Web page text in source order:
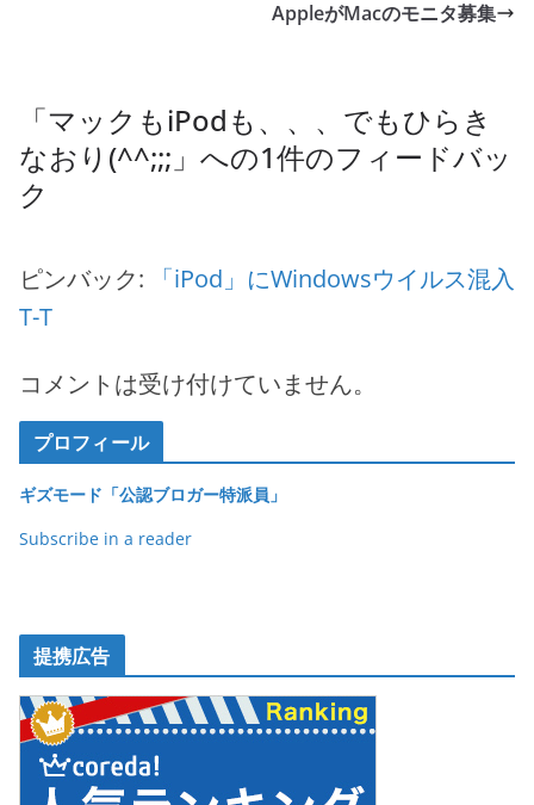
k
AppleがMacのモニタ募集
「マックもiPodも、、、でもひらき
なおり(^^;;; 」への1件のフィードバッ
ク
ピンバック:
「iPod」にWindowsウイルス混入
T-T
コメントは受け付けていません。
プロフィール
ギズモード「公認ブロガー特派員」
Subscribe in a reader
提携広告